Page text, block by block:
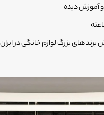
آموزش دیده
های بزرگ لوازم خانگی در ایران